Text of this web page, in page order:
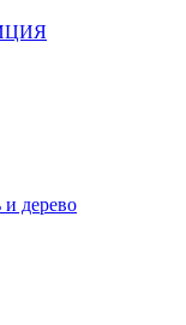
дерево